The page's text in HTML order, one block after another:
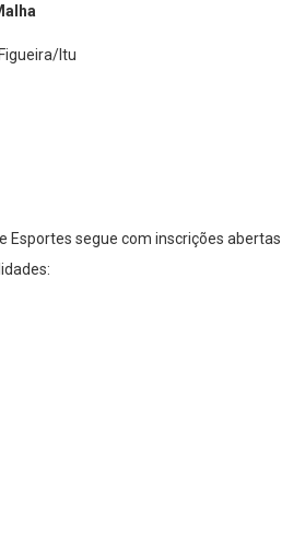
Itu
Esportes segue com inscrições abertas